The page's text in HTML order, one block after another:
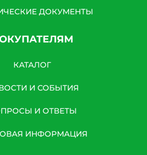
ДОКУМЕНТЫ
КАТАЛОГ
И СОБЫТИЯ
И ОТВЕТЫ
ИНФОРМАЦИЯ